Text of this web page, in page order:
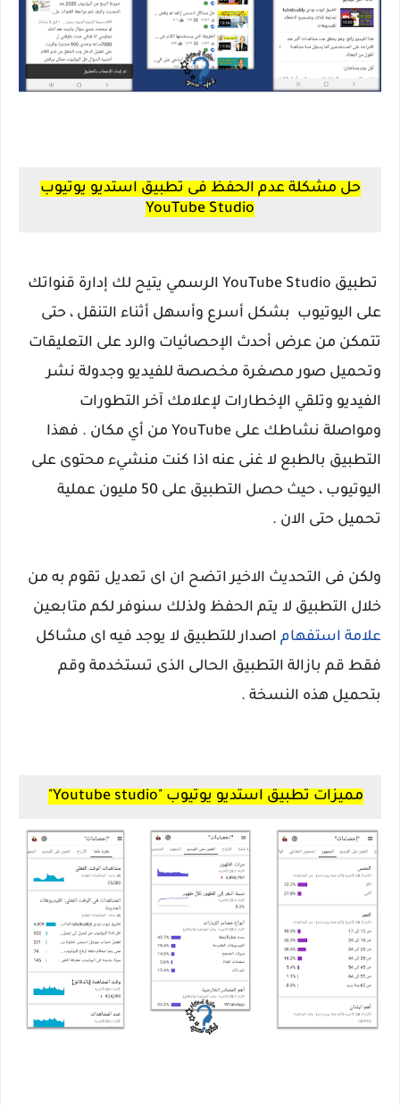
حل مشكلة عدم الحفظ فى تطبيق استديو يوتيوب
YouTube Studio
تطبيق YouTube Studio الرسمي يتيح لك إدارة قنواتك
على اليوتيوب بشكل أسرع وأسهل أثناء التنقل ، حتى
تتمكن من عرض أحدث الإحصائيات والرد على التعليقات
وتحميل صور مصغرة مخصصة للفيديو وجدولة نشر
الفيديو وتلقي الإخطارات لإعلامك آخر التطورات
ومواصلة نشاطك على YouTube من أي مكان . فهذا
التطبيق بالطبع لا غنى عنه اذا كنت منشيء محتوى على
اليوتيوب ، حيث حصل التطبيق على 50 مليون عملية
تحميل حتى الان .
ولكن فى التحديث الاخير اتضح ان اى تعديل تقوم به من
خلال التطبيق لا يتم الحفظ ولذلك سنوفر لكم متابعين
علامة استفهام اصدار للتطبيق لا يوجد فيه اى مشاكل
فقط قم بازالة التطبيق الحالى الذى تستخدمة وقم
بتحميل هذه النسخة .
مميزات تطبيق استديو يوتيوب "Youtube studio"